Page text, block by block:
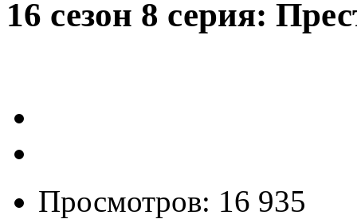
16 сезон 8 серия:
Просмотров: 16 935